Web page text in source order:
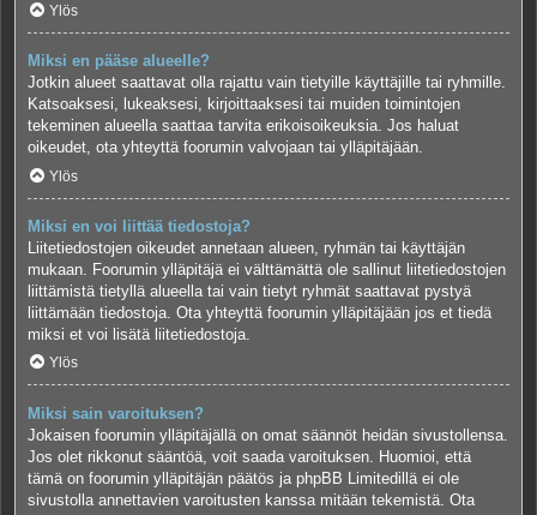
Ylös
Miksi en pääse alueelle?
Jotkin alueet saattavat olla rajattu vain tietyille käyttäjille tai ryhmille.
Katsoaksesi, lukeaksesi, kirjoittaaksesi tai muiden toimintojen
tekeminen alueella saattaa tarvita erikoisoikeuksia. Jos haluat
oikeudet, ota yhteyttä foorumin valvojaan tai ylläpitäjään.
Ylös
Miksi en voi liittää tiedostoja?
Liitetiedostojen oikeudet annetaan alueen, ryhmän tai käyttäjän
mukaan. Foorumin ylläpitäjä ei välttämättä ole sallinut liitetiedostojen
liittämistä tietyllä alueella tai vain tietyt ryhmät saattavat pystyä
liittämään tiedostoja. Ota yhteyttä foorumin ylläpitäjään jos et tiedä
miksi et voi lisätä liitetiedostoja.
Ylös
Miksi sain varoituksen?
Jokaisen foorumin ylläpitäjällä on omat säännöt heidän sivustollensa.
Jos olet rikkonut sääntöä, voit saada varoituksen. Huomioi, että
tämä on foorumin ylläpitäjän päätös ja phpBB Limitedillä ei ole
sivustolla annettavien varoitusten kanssa mitään tekemistä. Ota